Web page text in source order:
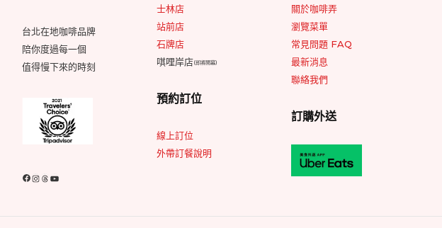
台北在地咖啡品牌
陪你度過每一個
值得慢下來的時刻
Facebook InstagramThreads YouTube
士林店
站前店
石牌店
唭哩岸店(即將開幕)
預約訂位
線上訂位
外帶訂餐說明
關於咖啡弄
瀏覽菜單
常見問題 FAQ
最新消息
聯絡我們
訂購外送